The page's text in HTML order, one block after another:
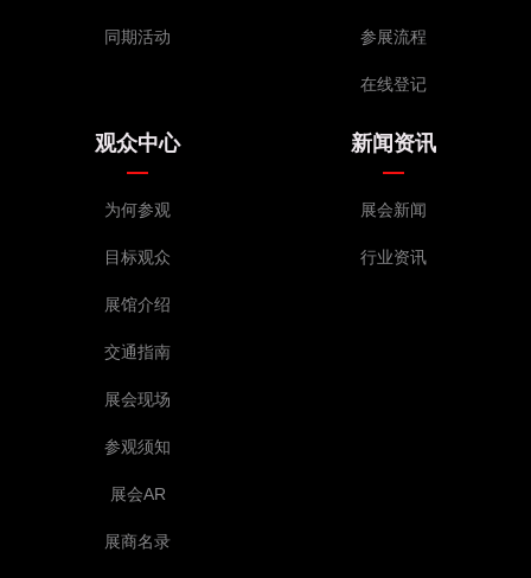
同期活动 参展流程
在线登记
观众中心
为何参观
目标观众
展馆介绍
交通指南
展会现场
参观须知
展会AR
展商名录
新闻资讯
展会新闻
行业资讯